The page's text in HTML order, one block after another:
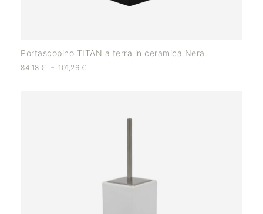
Portascopino TITAN a terra in ceramica Nera
84,18 € - 101,26 €